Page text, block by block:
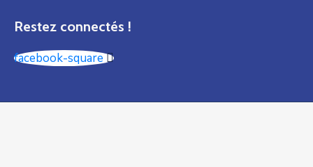
Restez connectés !
facebook-square